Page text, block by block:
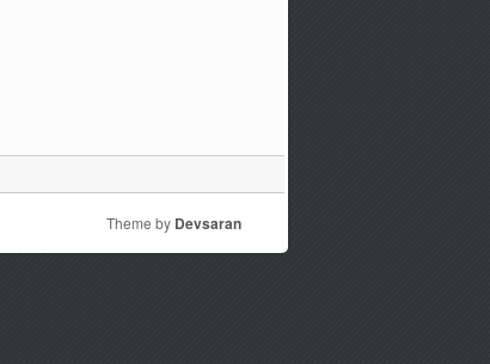
Theme by Devsaran